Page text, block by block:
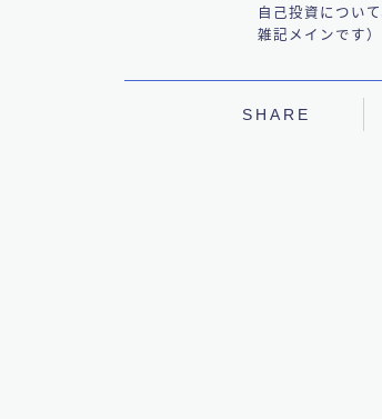
自己投資につい
雑記メインです）
SHARE